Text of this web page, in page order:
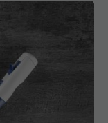
asociate cu